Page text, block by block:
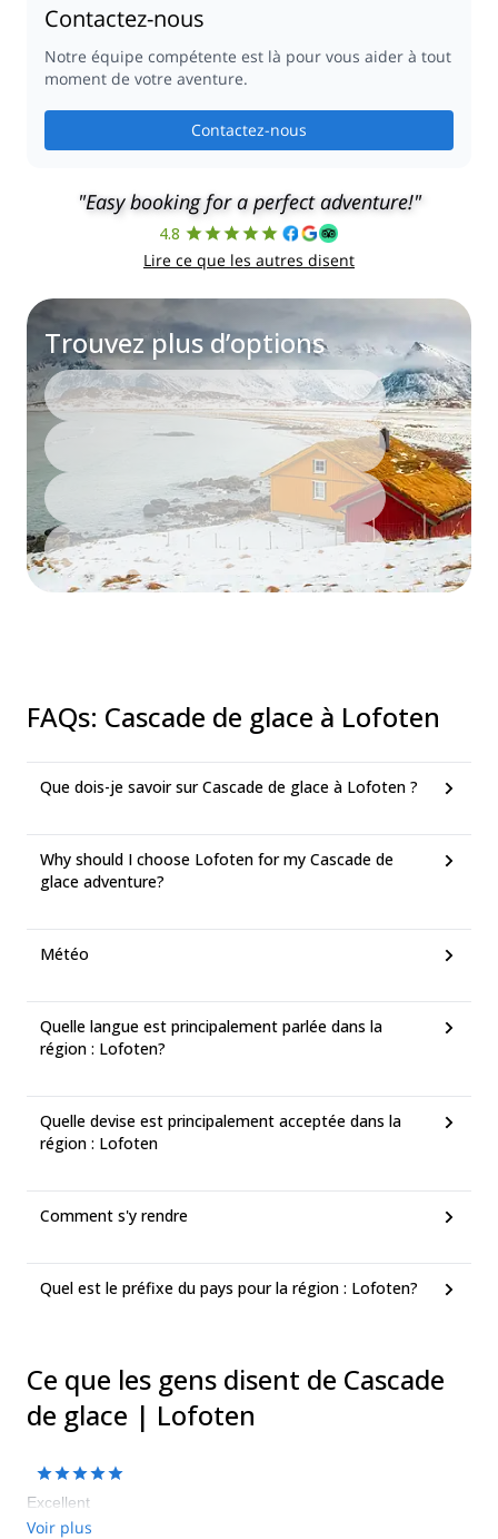
Contactez-nous
Notre équipe compétente est là pour vous aider à tout
moment de votre aventure.
Contactez-nous
"Easy booking for a perfect adventure!"
4.8
Lire ce que les autres disent
Trouvez plus d’options
FAQs: Cascade de glace à Lofoten
Que dois-je savoir sur Cascade de glace à Lofoten ?
Why should I choose Lofoten for my Cascade de
glace adventure?
Météo
Quelle langue est principalement parlée dans la
région : Lofoten?
Quelle devise est principalement acceptée dans la
région : Lofoten
Comment s'y rendre
Quel est le préfixe du pays pour la région : Lofoten?
Ce que les gens disent de Cascade
de glace | Lofoten
Excellent
Voir plus